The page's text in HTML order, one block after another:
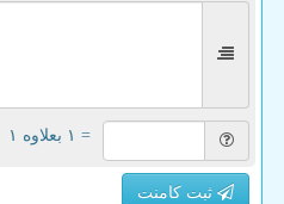
= ۱ بعلاوه ۱
ثبت کامنت